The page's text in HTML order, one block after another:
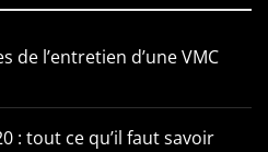
de l’entretien d’une VMC
: tout ce qu’il faut savoir